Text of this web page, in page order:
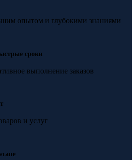
опытом и глубокими знаниями
сроки
выполнение заказов
и услуг